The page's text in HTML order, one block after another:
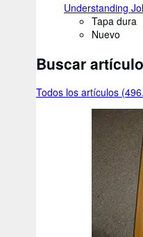
Understanding
Tapa dura
Nuevo
Buscar
Todos los artículos